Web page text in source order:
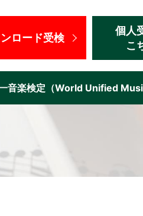
ロード受検
個人
こ
音楽検定（World Unified